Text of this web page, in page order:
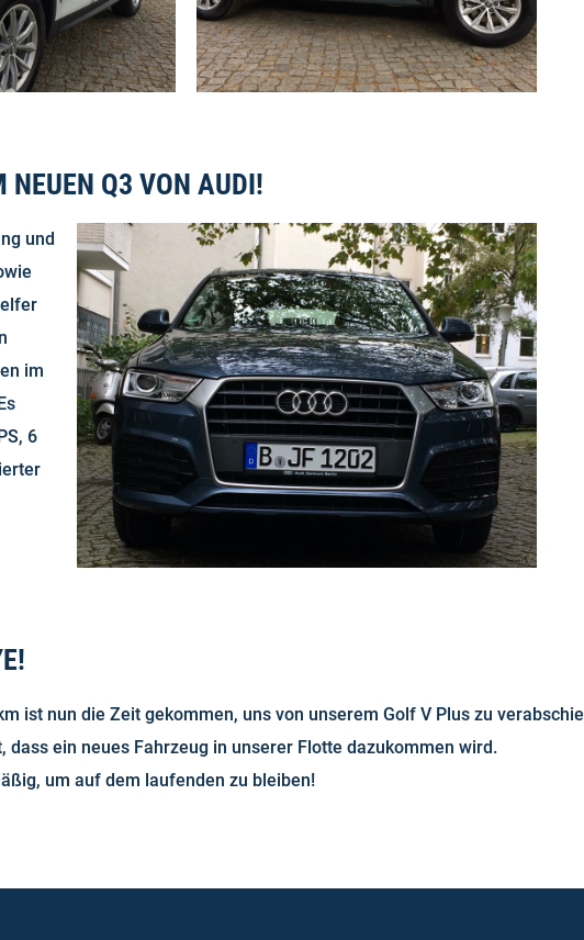
NEUEN Q3 VON AUDI!
und
im
6
ist nun die Zeit gekommen, uns von unserem Golf V Plus zu
dass ein neues Fahrzeug in unserer Flotte dazukommen wird.
um auf dem laufenden zu bleiben!